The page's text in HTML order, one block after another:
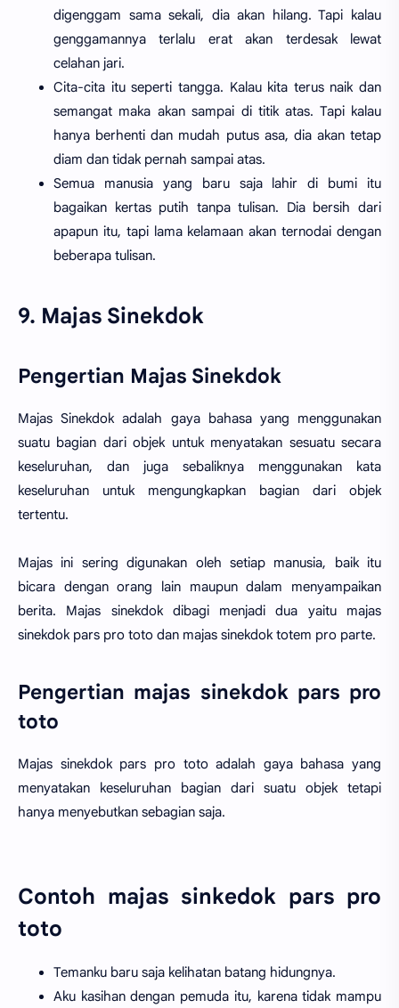
digenggam sama sekali, dia akan hilang. Tapi kalau
genggamannya terlalu erat akan terdesak lewat
celahan jari.
Cita-cita itu seperti tangga. Kalau kita terus naik dan
semangat maka akan sampai di titik atas. Tapi kalau
hanya berhenti dan mudah putus asa, dia akan tetap
diam dan tidak pernah sampai atas.
Semua manusia yang baru saja lahir di bumi itu
bagaikan kertas putih tanpa tulisan. Dia bersih dari
apapun itu, tapi lama kelamaan akan ternodai dengan
beberapa tulisan.
9. Majas Sinekdok
Pengertian Majas Sinekdok
Majas Sinekdok adalah gaya bahasa yang menggunakan
suatu bagian dari objek untuk menyatakan sesuatu secara
keseluruhan, dan juga sebaliknya menggunakan kata
keseluruhan untuk mengungkapkan bagian dari objek
tertentu.
Majas ini sering digunakan oleh setiap manusia, baik itu
bicara dengan orang lain maupun dalam menyampaikan
berita. Majas sinekdok dibagi menjadi dua yaitu majas
sinekdok pars pro toto dan majas sinekdok totem pro parte.
Pengertian majas sinekdok pars pro
toto
Majas sinekdok pars pro toto adalah gaya bahasa yang
menyatakan keseluruhan bagian dari suatu objek tetapi
hanya menyebutkan sebagian saja.
Contoh majas sinkedok pars pro
toto
Temanku baru saja kelihatan batang hidungnya.
Aku kasihan dengan pemuda itu, karena tidak mampu